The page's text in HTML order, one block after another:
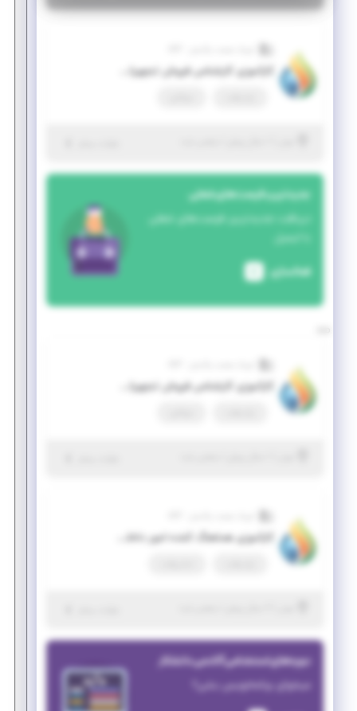
جدیدترین فرصت‌های شغلی
دریافت جدیدترین فرصت‌های شغلی
با ایمیل
فعالسازی
دوره‌های استخدامی آکادمی دانشکار
میخوای برنامه‌نویس بشی؟